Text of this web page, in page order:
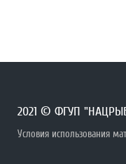
2021 © ФГУП
Условия использования